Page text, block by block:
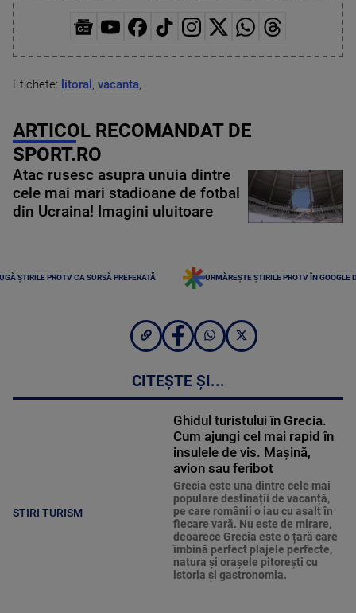
Etichete: litoral , vacanta,
ARTICOL RECOMANDAT DE
SPORT.RO
Atac rusesc asupra unuia dintre
cele mai mari stadioane de fotbal
din Ucraina! Imagini uluitoare
ȘTIRILE PROTV CA SURSĂ PREFERATĂ URMĂREȘTE ȘTIRILE PROTV ÎN GOOGLE
CITEȘTE ȘI...
STIRI TURISM
Ghidul turistului în Grecia.
Cum ajungi cel mai rapid în
insulele de vis. Mașină,
avion sau feribot
Grecia este una dintre cele mai
populare destinații de vacanță,
pe care românii o iau cu asalt în
fiecare vară. Nu este de mirare,
deoarece Grecia este o țară care
îmbină perfect plajele perfecte,
natura și orașele pitorești cu
istoria și gastronomia.